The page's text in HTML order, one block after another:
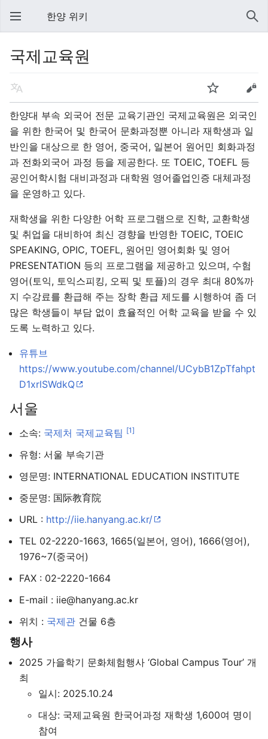
주 메뉴 열기
한양 위키
국제교육원
한양대 부속 외국어 전문 교육기관인 국제교육원은 외국인
을 위한 한국어 및 한국어 문화과정뿐 아니라 재학생과 일
반인을 대상으로 한 영어, 중국어, 일본어 원어민 회화과정
과 전화외국어 과정 등을 제공한다. 또 TOEIC, TOEFL 등
공인어학시험 대비과정과 대학원 영어졸업인증 대체과정
을 운영하고 있다.
재학생을 위한 다양한 어학 프로그램으로 진학, 교환학생
및 취업을 대비하여 최신 경향을 반영한 TOEIC, TOEIC
SPEAKING, OPIC, TOEFL, 원어민 영어회화 및 영어
PRESENTATION 등의 프로그램을 제공하고 있으며, 수험
영어(토익, 토익스피킹, 오픽 및 토플)의 경우 최대 80%까
지 수강료를 환급해 주는 장학 환급 제도를 시행하여 좀 더
많은 학생들이 부담 없이 효율적인 어학 교육을 받을 수 있
도록 노력하고 있다.
유튜브
https://www.youtube.com/channel/UCybB1ZpTfahpt
D1xrlSWdkQ
서울
소속: 국제처 국제교육팀 [1]
유형: 서울 부속기관
영문명: INTERNATIONAL EDUCATION INSTITUTE
중문명: 国际教育院
URL : http://iie.hanyang.ac.kr/
TEL 02-2220-1663, 1665(일본어, 영어), 1666(영어),
1976~7(중국어)
FAX : 02-2220-1664
E-mail : iie@hanyang.ac.kr
위치 : 국제관 건물 6층
행사
2025 가을학기 문화체험행사 ‘Global Campus Tour’ 개
최
일시: 2025.10.24
대상: 국제교육원 한국어과정 재학생 1,600여 명이
참여